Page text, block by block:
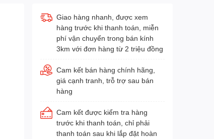
Giao hàng nhanh, được xem
hàng trước khi thanh toán, miễn
phí vận chuyển trong bán kính
3km với đơn hàng từ 2 triệu đồng
Cam kết bán hàng chính hãng,
giá cạnh tranh, trỗ trợ sau bán
hàng
Cam kết được kiểm tra hàng
trước khi thanh toán, chỉ phải
thanh toán sau khi lắp đặt hoàn